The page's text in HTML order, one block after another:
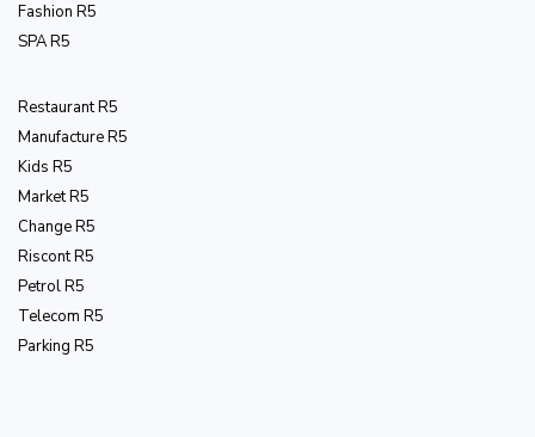
Fashion R5
SPA R5
Restaurant R5
Manufacture R5
Kids R5
Market R5
Change R5
Riscont R5
Petrol R5
Telecom R5
Parking R5